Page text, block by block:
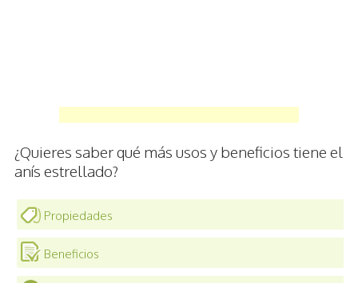
¿Quieres saber qué más usos y beneficios tiene el
anís estrellado?
Propiedades
Beneficios